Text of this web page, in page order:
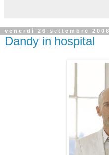
venerdì 26 settembre 2008
Dandy in hospital